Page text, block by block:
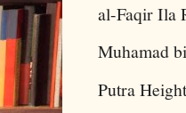
al-Faqir Ila
Muhamad
Putra